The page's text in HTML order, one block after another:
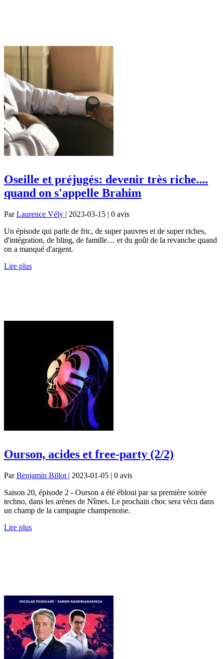
Oseille et préjugés: devenir très riche....
quand on s'appelle Brahim
ParLaurence Vély | 2023-03-15 | 0 avis
Un épisode qui parle de fric, de super pauvres et de super riches,
d'intégration, de bling, de famille… et du goût de la revanche quand
on a manqué d'argent.
Lire plus
Ourson, acides et free-party (2/2)
ParBenjamin Billot | 2023-01-05 | 0 avis
Saison 20, épisode 2 - Ourson a été ébloui par sa première soirée
techno, dans les arènes de Nîmes. Le prochain choc sera vécu dans
un champ de la campagne champenoise.
Lire plus